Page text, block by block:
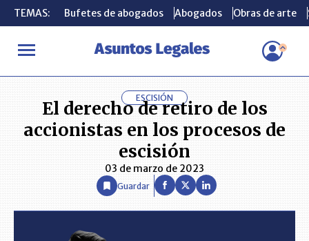
TEMAS: Bufetes de abogados Abogados Obras de arte
INICIO ANÁLISIS SANTIAGO ECHEVERRY STRUSS El
TEMAS: Bufetes de abogados Abogados Obras de arte
ESCISIÓN
El derecho de retiro de los
accionistas en los procesos de
escisión
03 de marzo de 2023
Guardar